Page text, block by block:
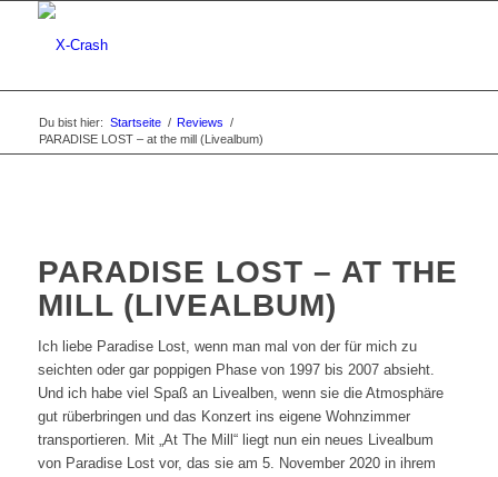
Du bist hier: Startseite / Reviews /
PARADISE LOST – at the mill (Livealbum)
PARADISE LOST – AT THE
MILL (LIVEALBUM)
Ich liebe Paradise Lost, wenn man mal von der für mich zu
seichten oder gar poppigen Phase von 1997 bis 2007 absieht.
Und ich habe viel Spaß an Livealben, wenn sie die Atmosphäre
gut rüberbringen und das Konzert ins eigene Wohnzimmer
transportieren. Mit „At The Mill“ liegt nun ein neues Livealbum
von Paradise Lost vor, das sie am 5. November 2020 in ihrem